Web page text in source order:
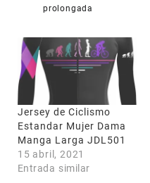
prolongada
Jersey de Ciclismo
Estandar Mujer Dama
Manga Larga JDL501
15 abril, 2021
Entrada similar